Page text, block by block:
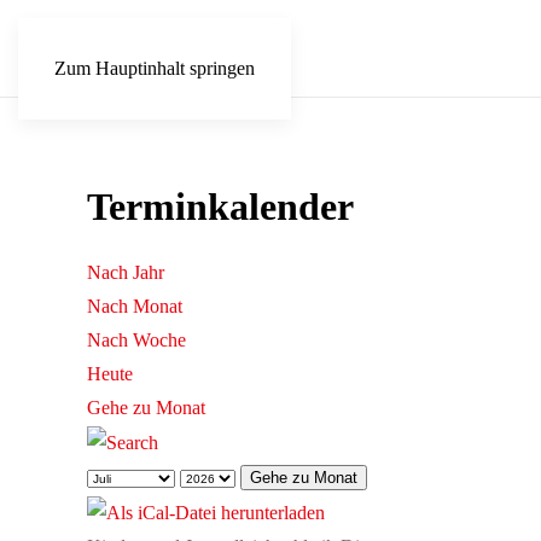
Zum Hauptinhalt springen
Terminkalender
Nach Jahr
Nach Monat
Nach Woche
Heute
Gehe zu Monat
Gehe zu Monat